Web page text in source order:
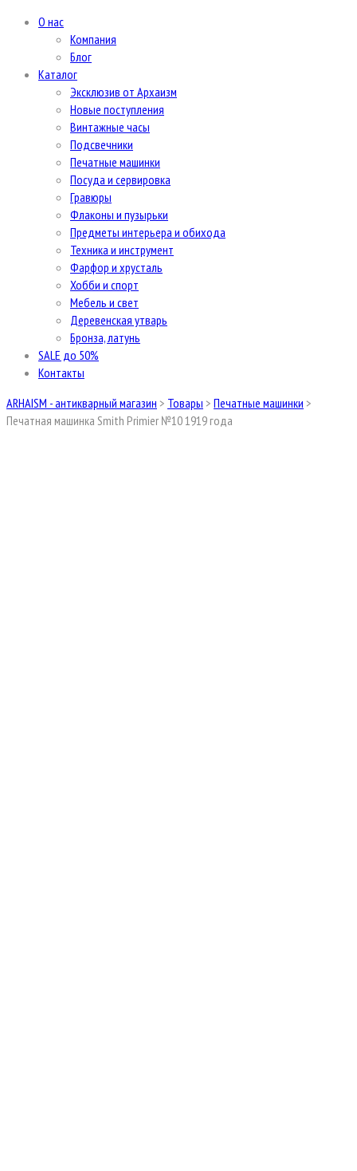
О нас
Компания
Блог
Каталог
Эксклюзив от Архаизм
Новые поступления
Винтажные часы
Подсвечники
Печатные машинки
Посуда и сервировка
Гравюры
Флаконы и пузырьки
Предметы интерьера и обихода
Техника и инструмент
Фарфор и хрусталь
Хобби и спорт
Мебель и свет
Деревенская утварь
Бронза, латунь
SALE до 50%
Контакты
ARHAISM - антикварный магазин > Товары > Печатные машинки >
Печатная машинка Smith Primier №10 1919 года